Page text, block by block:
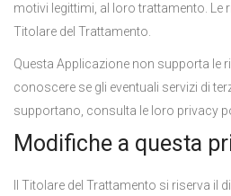
motivi legittimi, al loro trattamento. Le
Titolare del Trattamento.
Questa Applicazione non supporta le
conoscere se gli eventuali servizi di
supportano, consulta le loro privacy
Modifiche a questa
Il Titolare del Trattamento si riserva il